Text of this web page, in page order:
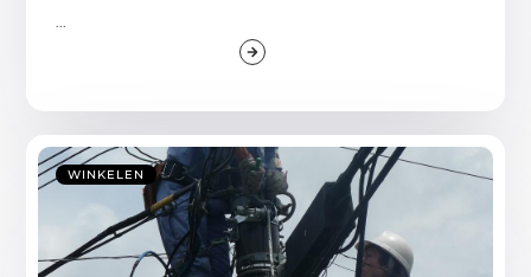
WINKELEN